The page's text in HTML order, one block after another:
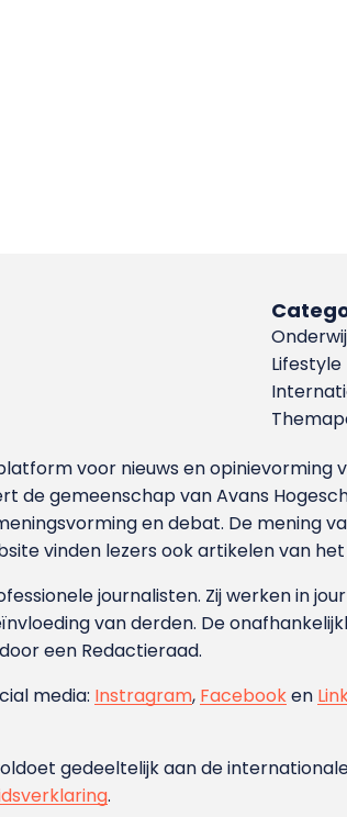
Lifestyle
voor nieuws en
de gemeenschap van Avans
en debat. De mening
vinden lezers ook artikelen van
journalisten. Zij werken in
van derden. De
een Redactieraad.
media: Instragram, Facebooken
gedeeltelijk aan de
.